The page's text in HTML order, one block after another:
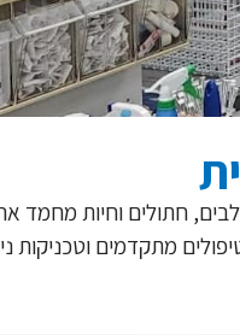
חתולים וחיות מחמד
מתקדמים וטכניקות